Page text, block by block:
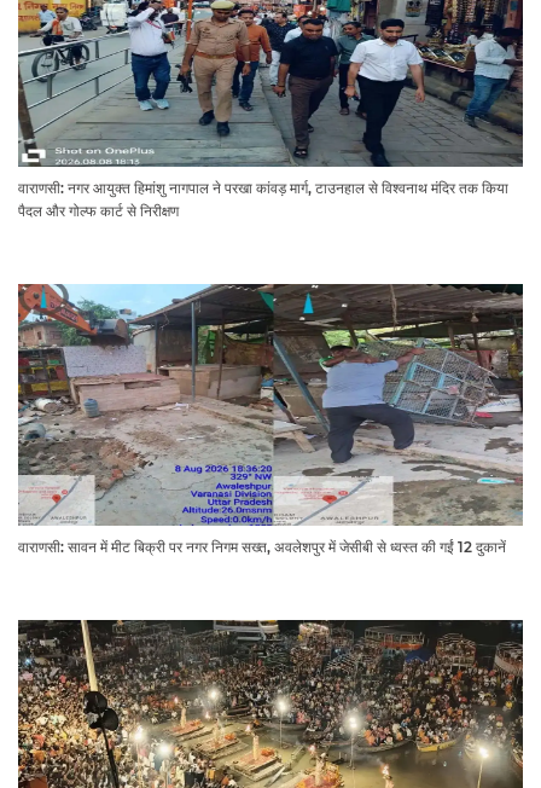
वाराणसी: नगर आयुक्त हिमांशु नागपाल ने परखा कांवड़ मार्ग, टाउनहाल से विश्वनाथ मंदिर तक किया
पैदल और गोल्फ कार्ट से निरीक्षण
वाराणसी: सावन में मीट बिक्री पर नगर निगम सख्त, अवलेशपुर में जेसीबी से ध्वस्त की गईं 12 दुकानें